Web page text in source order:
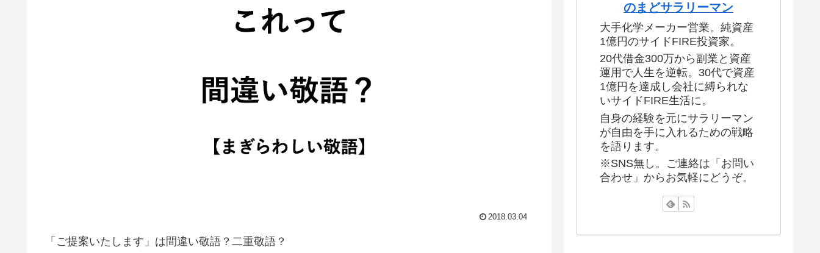
2018.03.04
「ご提案いたします」は間違い敬語？二重敬語？
のまどサラリーマン
大手化学メーカー営業。純資産
1億円のサイドFIRE投資家。
20代借金300万から副業と資産
運用で人生を逆転。30代で資産
1億円を達成し会社に縛られな
いサイドFIRE生活に。
自身の経験を元にサラリーマン
が自由を手に入れるための戦略
を語ります。
※SNS無し。ご連絡は「お問い
合わせ」からお気軽にどうぞ。